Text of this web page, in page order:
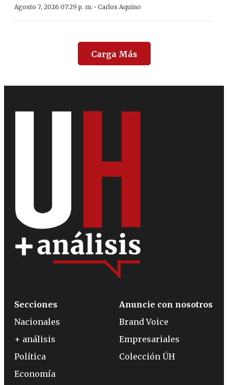
Agosto 7, 2026 07:29 p. m. · Carlos Aquino
Carga Más
Secciones
Nacionales
+ análisis
Política
Economía
Anuncie con nosotros
Brand Voice
Empresariales
Colección ÚH